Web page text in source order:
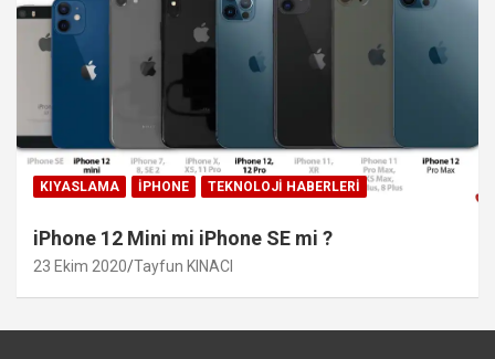
KIYASLAMA IPHONE TEKNOLOJI HABERLERI
iPhone 12 Mini mi iPhone SE mi ?
23 Ekim 2020 Tayfun KINACI